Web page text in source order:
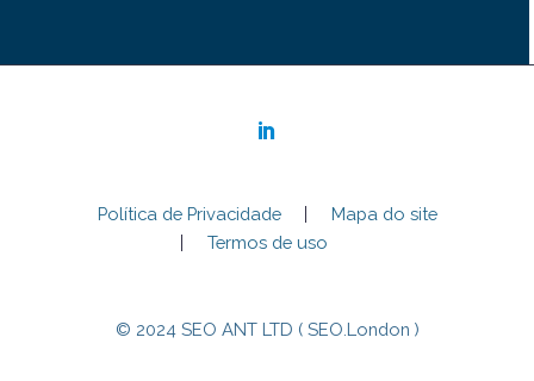
Política de Privacidade
Mapa do site
Termos de uso
© 2024 SEO ANT LTD ( SEO.London )